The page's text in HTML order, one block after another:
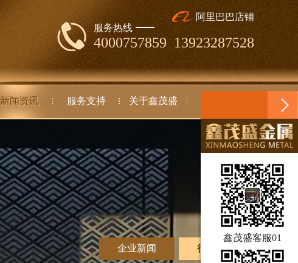
服务热线
4000757859 13923287528
阿里巴巴店铺
新闻资讯 服务支持 关于鑫茂盛
企业新闻 行业动态
鑫茂盛客服01